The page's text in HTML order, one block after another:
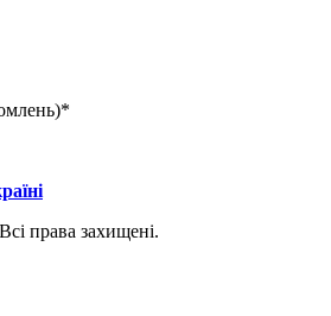
права захищені.